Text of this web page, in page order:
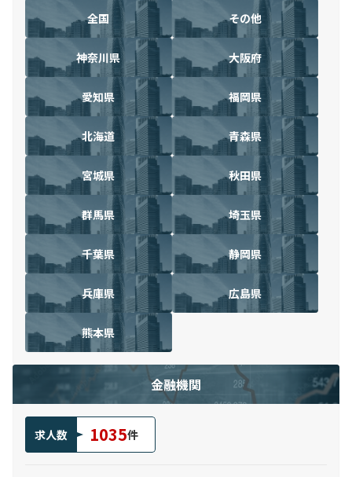
全国 その他
神奈川県 大阪府
愛知県 福岡県
北海道 青森県
宮城県 秋田県
群馬県 埼玉県
千葉県 静岡県
兵庫県 広島県
熊本県
金融機関
求人数 1035件